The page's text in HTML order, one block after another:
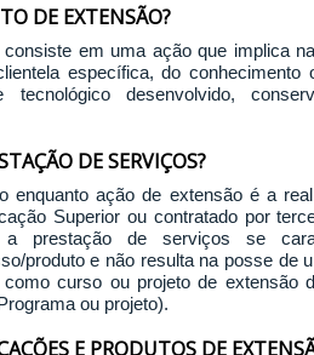
DE EXTENSÃO?
em uma ação que implica
específica, do conhecimento
tecnológico desenvolvido,
DE SERVIÇOS?
enquanto ação de extensão é a
Superior ou contratado por
prestação de serviços se
produto e não resulta na posse de
curso ou projeto de extensão
ou projeto).
E PRODUTOS DE